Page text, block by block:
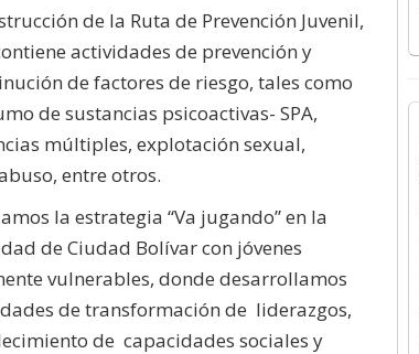
de la Ruta de Prevención Juvenil,
actividades de prevención y
de factores de riesgo, tales como
de sustancias psicoactivas- SPA,
múltiples, explotación sexual,
entre otros.
la estrategia “Va jugando” en la
de Ciudad Bolívar con jóvenes
vulnerables, donde desarrollamos
de transformación de liderazgos,
de capacidades sociales y